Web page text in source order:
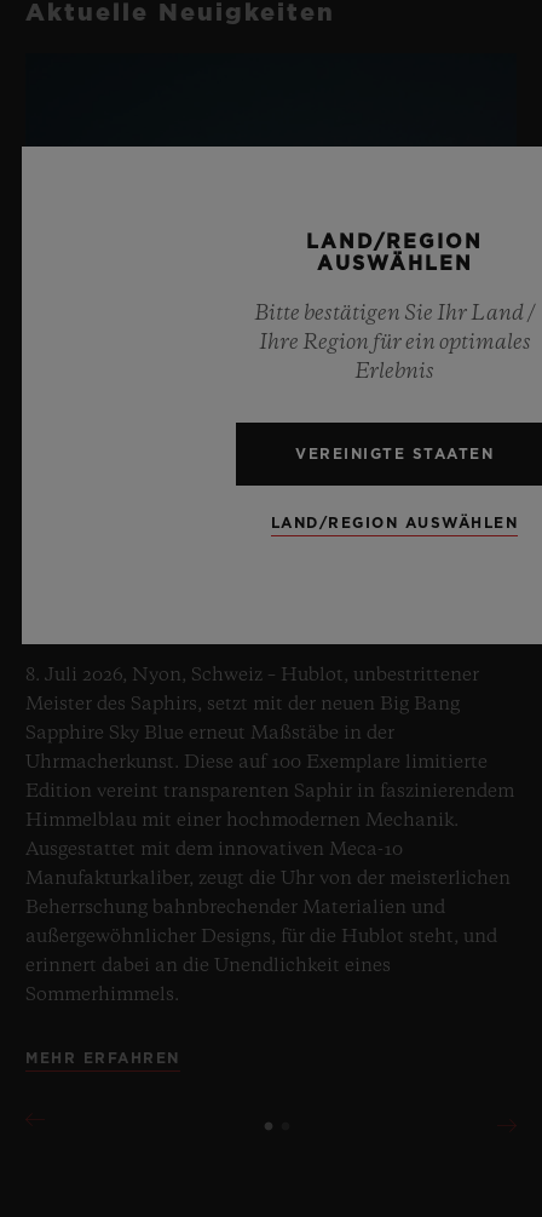
Aktuelle Neuigkeiten
8. Juli 2026, Nyon, Schweiz – Hublot, unbestrittener
Meister des Saphirs, setzt mit der neuen Big Bang
Sapphire Sky Blue erneut Maßstäbe in der
Uhrmacherkunst. Diese auf 100 Exemplare limitierte
Edition vereint transparenten Saphir in faszinierendem
Himmelblau mit einer hochmodernen Mechanik.
Ausgestattet mit dem innovativen Meca-10
Manufakturkaliber, zeugt die Uhr von der meisterlichen
Beherrschung bahnbrechender Materialien und
außergewöhnlicher Designs, für die Hublot steht, und
erinnert dabei an die Unendlichkeit eines
Sommerhimmels.
MEHR ERFAHREN
LAND/REGION
AUSWÄHLEN
Bitte bestätigen Sie Ihr Land /
Ihre Region für ein optimales
Erlebnis
VEREINIGTE STAATEN
LAND/REGION AUSWÄHLEN